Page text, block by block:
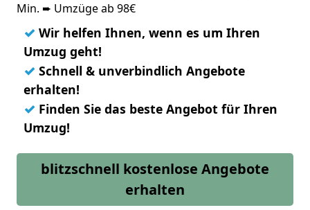
Min. ➨ Umzüge ab 98€
✓ Wir helfen Ihnen, wenn es um Ihren
Umzug geht!
✓ Schnell & unverbindlich Angebote
erhalten!
✓ Finden Sie das beste Angebot für Ihren
Umzug!
blitzschnell kostenlose Angebote
erhalten